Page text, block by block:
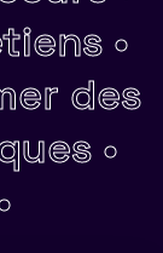
•
des
•